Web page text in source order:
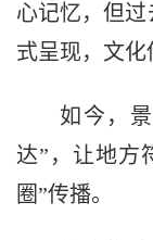
心记忆，但过
式呈现，文化
如今，
达”，让地方
圈”传播。